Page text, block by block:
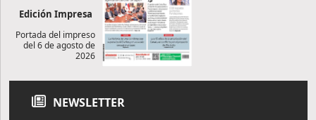
Edición Impresa
Portada del impreso
del 6 de agosto de
2026
NEWSLETTER